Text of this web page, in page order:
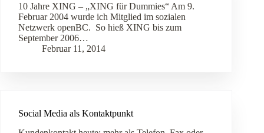
10 Jahre XING – „XING für Dummies“ Am 9.
Februar 2004 wurde ich Mitglied im sozialen
Netzwerk openBC. So hieß XING bis zum
September 2006…
Februar 11, 2014
Social Media als Kontaktpunkt